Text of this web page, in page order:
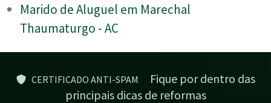
Marido de Aluguel em Marechal
Thaumaturgo - AC
CERTIFICADO ANTI-SPAM
Fique por dentro das
principais dicas de reformas